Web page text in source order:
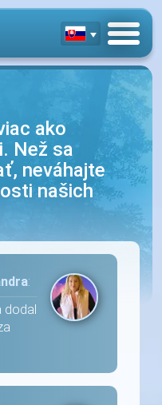
ako
Než sa
neváhajte
našich
:
dodal